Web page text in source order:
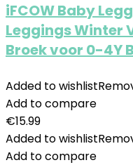
iFCOW Baby
Leggings Winter
Broek voor 0-4Y
Added to wishlist
Add to compare
€15.99
Added to wishlist
Add to compare